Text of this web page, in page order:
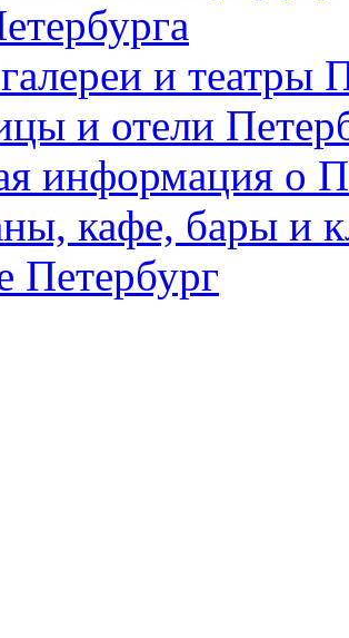
и театры
и отели
информация о
кафе, бары и
Петербург